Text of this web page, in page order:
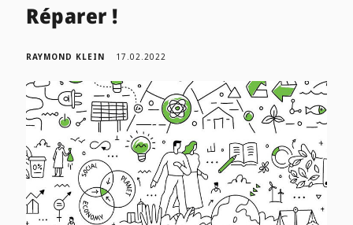
Réparer !
RAYMOND KLEIN 17.02.2022